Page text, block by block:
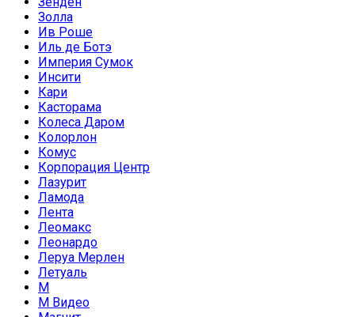
Золла
Ив Роше
Иль де Ботэ
Империя Сумок
Инсити
Кари
Касторама
Колеса Даром
Колорлон
Комус
Корпорация Центр
Лазурит
Ламода
Лента
Леомакс
Леонардо
Леруа Мерлен
Летуаль
М
М Видео